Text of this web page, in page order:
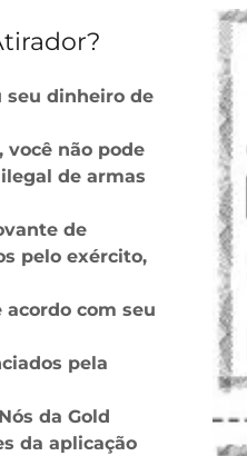
seu dinheiro de
você não pode
de armas
de
pelo exército,
com seu
pela
da Gold
da aplicação